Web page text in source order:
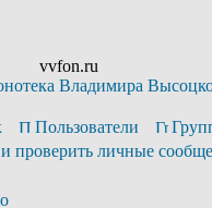
vvfon.ru
Владимира
Пользователи
проверить личные